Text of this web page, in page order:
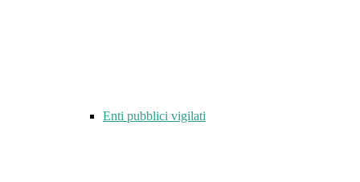
Enti pubblici vigilati